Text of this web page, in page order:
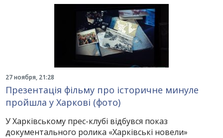
27 ноября, 21:28
Презентація фільму про історичне минуле
пройшла у Харкові (фото)
У Харківському прес-клубі відбувся показ
документального ролика «Харківські новели»